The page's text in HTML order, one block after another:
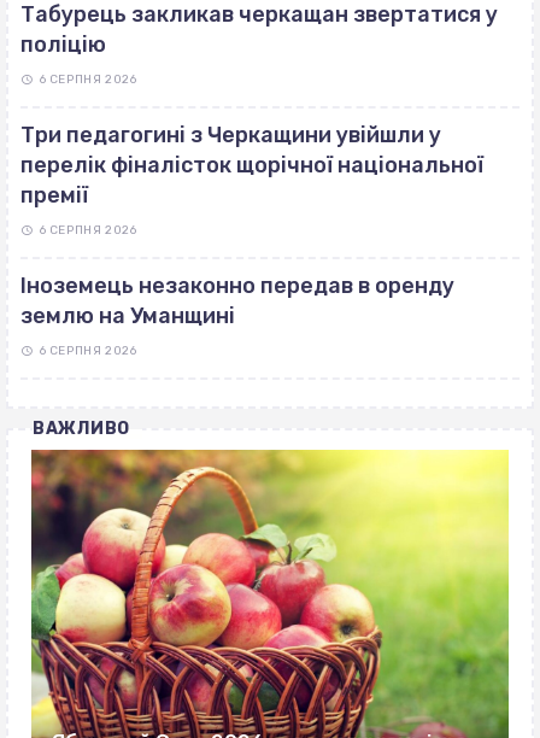
Табурець закликав черкащан звертатися у
поліцію
6 СЕРПНЯ 2026
Три педагогині з Черкащини увійшли у
перелік фіналісток щорічної національної
премії
6 СЕРПНЯ 2026
Іноземець незаконно передав в оренду
землю на Уманщині
6 СЕРПНЯ 2026
ВАЖЛИВО